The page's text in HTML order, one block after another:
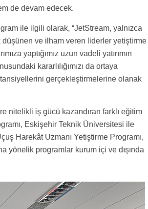
de devam edecek.
ile ilgili olarak, “JetStream, yalnızca
düşünen ve ilham veren liderler yetiştirme
yaptığımız uzun vadeli yatırımın
kararlılığımızı da ortaya
gerçekleştirmelerine olanak
nitelikli iş gücü kazandıran farklı eğitim
Eskişehir Teknik Üniversitesi ile
Harekât Uzmanı Yetiştirme Programı,
yönelik programlar kurum içi ve dışında